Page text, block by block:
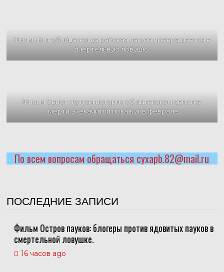
Фильм Кит-убийца: когда райская лагуна превращается в
смертельную ловушку.
Фильм Свист: жуткая история об ацтекском свистке
смерти Эхекачитли покажут в феврале.
По всем вопросам обращаться cyxapb.82@mail.ru
ПОСЛЕДНИЕ ЗАПИСИ
Фильм Остров пауков: блогеры против ядовитых пауков в
смертельной ловушке.
16 часов ago